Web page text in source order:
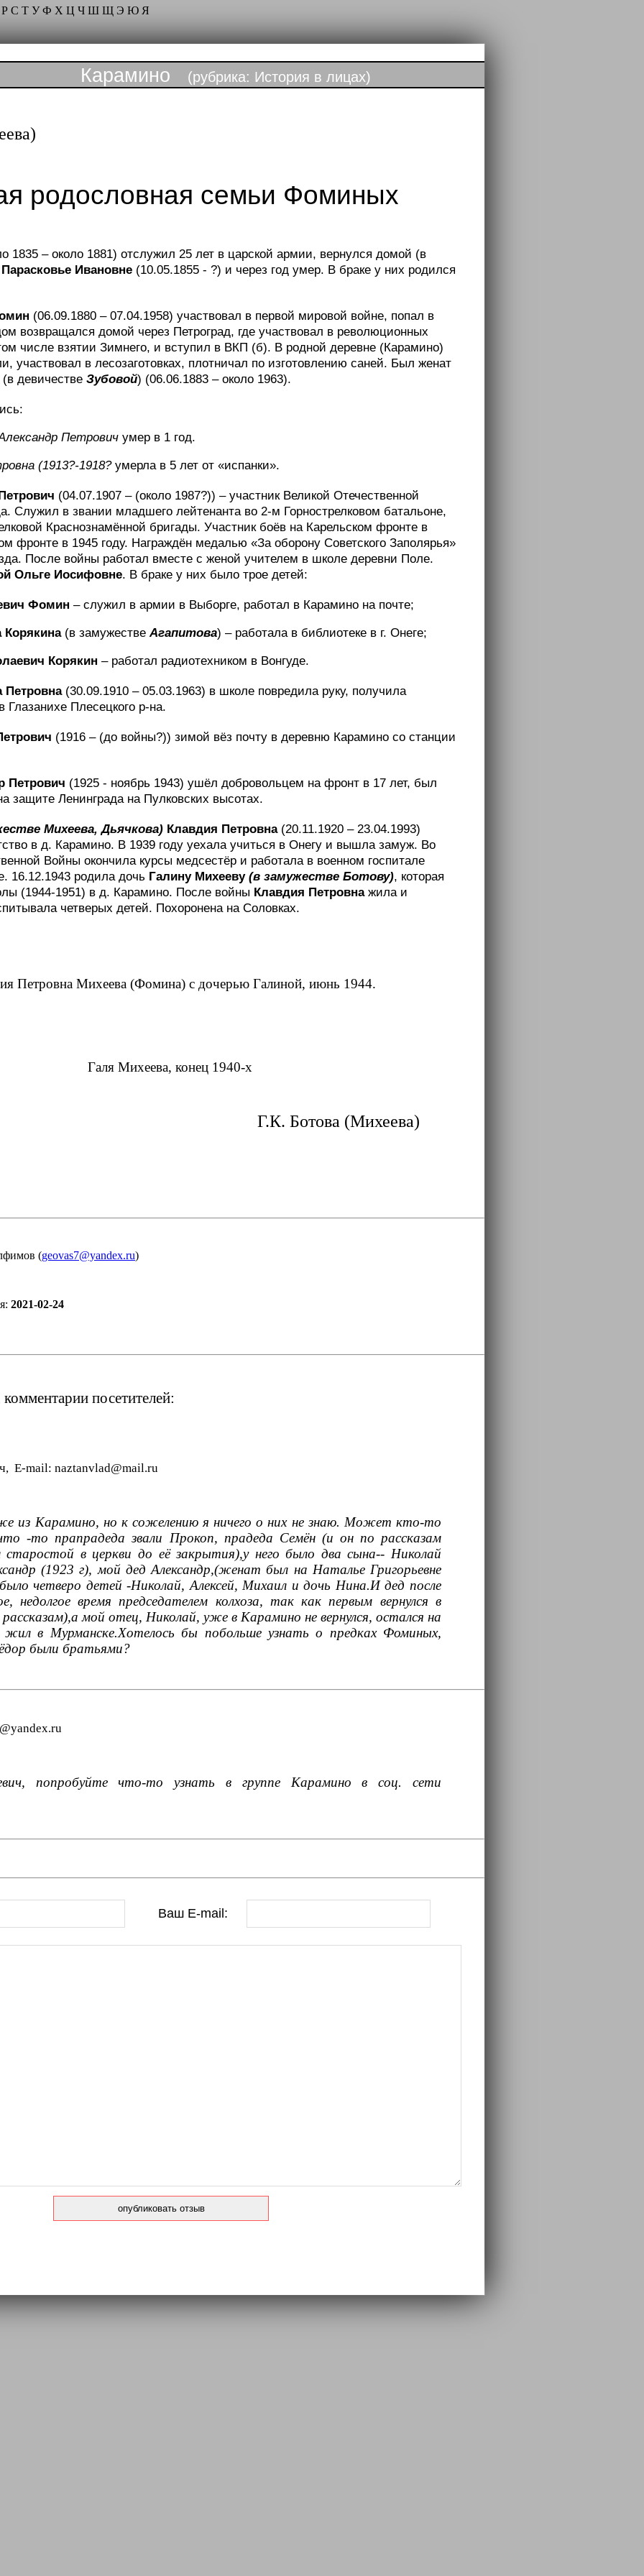
Р С Т У Ф Х Ц Ч Ш Щ Э Ю Я
Карамино (рубрика: История в лицах)
родословная семьи Фоминых
1835 – около 1881) отслужил 25 лет в царской армии, вернулся домой (в
Парасковье Ивановне (10.05.1855 - ?) и через год умер. В браке у них родился
(06.09.1880 – 07.04.1958) участвовал в первой мировой войне, попал в
возвращался домой через Петроград, где участвовал в революционных
числе взятии Зимнего, и вступил в ВКП (б). В родной деревне (Карамино)
участвовал в лесозаготовках, плотничал по изготовлению саней. Был женат
(в девичестве Зубовой) (06.06.1883 – около 1963).
Петрович умер в 1 год.
(1913?-1918?умерла в 5 лет от «испанки».
(04.07.1907 – (около 1987?)) – участник Великой Отечественной
Служил в звании младшего лейтенанта во 2-м Горнострелковом батальоне,
Краснознамённой бригады. Участник боёв на Карельском фронте в
фронте в 1945 году. Награждён медалью «За оборону Советского Заполярья»
После войны работал вместе с женой учителем в школе деревни Поле.
Ольге Иосифовне. В браке у них было трое детей:
Фомин – служил в армии в Выборге, работал в Карамино на почте;
Корякина(в замужествеАгапитова) – работала в библиотеке в г. Онеге;
Корякин – работал радиотехником в Вонгуде.
(30.09.1910 – 05.03.1963) в школе повредила руку, получила
Глазанихе Плесецкого р-на.
(1916 – (до войны?)) зимой вёз почту в деревню Карамино со станции
Петрович (1925 - ноябрь 1943) ушёл добровольцем на фронт в 17 лет, был
защите Ленинграда на Пулковских высотах.
Михеева, Дьячкова) Клавдия Петровна(20.11.1920 – 23.04.1993)
в д. Карамино. В 1939 году уехала учиться в Онегу и вышла замуж. Во
Войны окончила курсы медсестёр и работала в военном госпитале
16.12.1943 родила дочь Галину Михееву (в замужестве Ботову), которая
(1944-1951) в д. Карамино. После войны Клавдия Петровнажила и
четверых детей. Похоронена на Соловках.
Петровна Михеева (Фомина) с дочерью Галиной, июнь 1944.
Галя Михеева, конец 1940-х
Г.К. Ботова (Михеева)
(geovas7@yandex.ru)
2021-02-24
посетителей:
E-mail: naztanvlad@mail.ru
из Карамино, но к сожелению я ничего о них не знаю. Может кто-то
-то прапрадеда звали Прокоп, прадеда Семён (и он по рассказам
старостой в церкви до её закрытия),у него было два сына-- Николай
(1923 г), мой дед Александр,(женат был на Наталье Григорьевне
четверо детей -Николай, Алексей, Михаил и дочь Нина.И дед после
недолгое время председателем колхоза, так как первым вернулся в
мой отец, Николай, уже в Карамино не вернулся, остался на
в Мурманске.Хотелось бы побольше узнать о предках Фоминых,
были братьями?
попробуйте что-то узнать в группе Карамино в соц. сети
Ваш E-mail: